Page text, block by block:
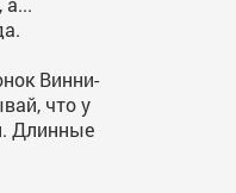
Винни-
что у
Длинные